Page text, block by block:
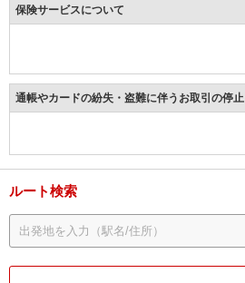
保険サービスについて
通帳やカードの紛失・盗難に伴うお取引の停止
ルート検索